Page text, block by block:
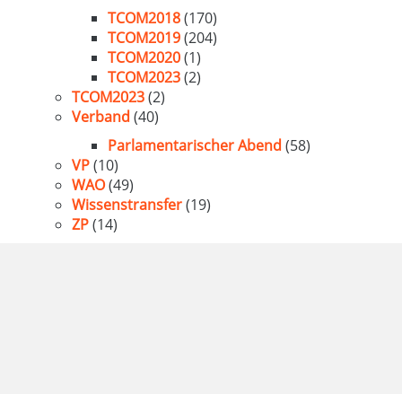
TCOM2018(170)
TCOM2019(204)
TCOM2020(1)
TCOM2023(2)
TCOM2023(2)
Verband (40)
Parlamentarischer Abend (58)
VP(10)
WAO(49)
Wissenstransfer(19)
ZP(14)